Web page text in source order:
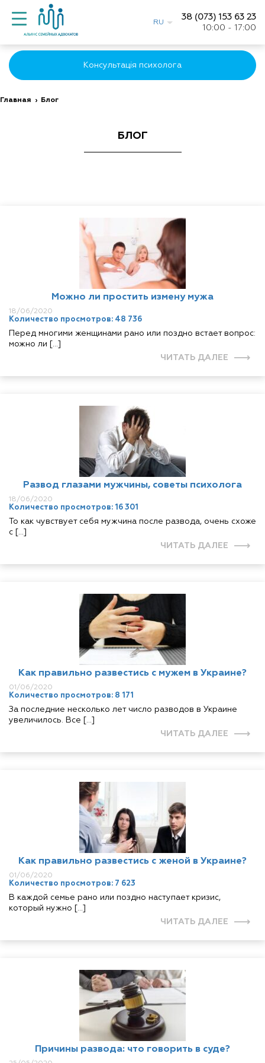
RU
38 (073) 153 63 23
10:00 - 17:00
Консультація психолога
Главная › Блог
БЛОГ
Можно ли простить измену мужа
18/06/2020
Количество просмотров: 48 736
Перед многими женщинами рано или поздно встает вопрос:
можно ли […]
ЧИТАТЬ ДАЛЕЕ
Развод глазами мужчины, советы психолога
18/06/2020
Количество просмотров: 16 301
То как чувствует себя мужчина после развода, очень схоже
с […]
ЧИТАТЬ ДАЛЕЕ
Как правильно развестись с мужем в Украине?
01/06/2020
Количество просмотров: 8 171
За последние несколько лет число разводов в Украине
увеличилось. Все […]
ЧИТАТЬ ДАЛЕЕ
Как правильно развестись с женой в Украине?
01/06/2020
Количество просмотров: 7 623
В каждой семье рано или поздно наступает кризис,
который нужно […]
ЧИТАТЬ ДАЛЕЕ
Причины развода: что говорить в суде?